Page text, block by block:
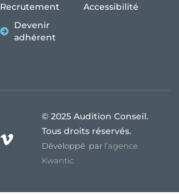
Recrutement
Devenir
adhérent
Accessibilité
© 2025 Audition Conseil.
Tous droits réservés.
Développé par l’agence
Kwantic